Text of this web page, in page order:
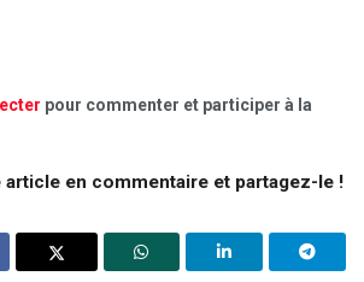
pour commenter et participer à la
article en commentaire et partagez-le !